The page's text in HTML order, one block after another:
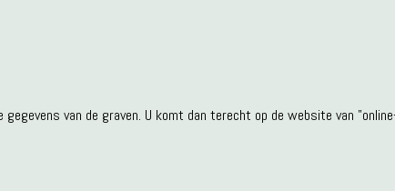
van de graven. U komt dan terecht op de website van